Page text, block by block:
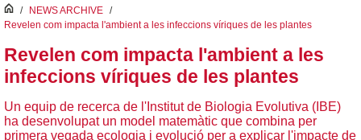
inici
/ NEWS ARCHIVE /
Revelen com impacta l'ambient a les infeccions víriques de les plantes
Revelen com impacta l'ambient a les
infeccions víriques de les plantes
Un equip de recerca de l'Institut de Biologia Evolutiva (IBE)
ha desenvolupat un model matemàtic que combina per
primera vegada ecologia i evolució per a explicar l'impacte de